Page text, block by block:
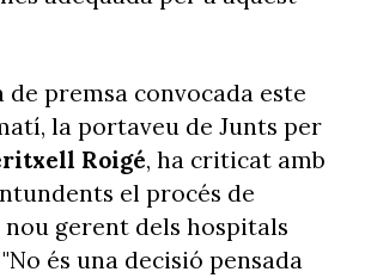
de premsa convocada este
la portaveu de Junts per
Roigé, ha criticat amb
el procés de
nou gerent dels hospitals
és una decisió pensada